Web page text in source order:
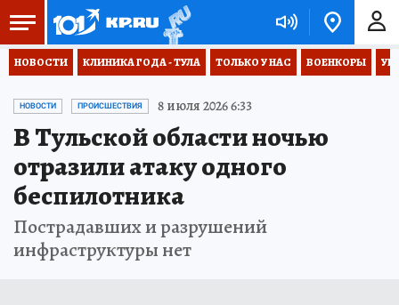
НОВОСТИ КЛИНИКА ГОДА - ТУЛА ТОЛЬКО У НАС ВОЕНКОРЫ
НОВОСТИ ПРОИСШЕСТВИЯ 8 июля 2026 6:33
В Тульской области ночью
отразили атаку одного
беспилотника
Пострадавших и разрушений
инфраструктуры нет